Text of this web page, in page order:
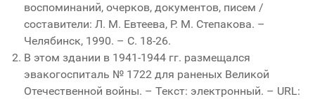
воспоминаний, очерков, документов, писем /
составители: Л. М. Евтеева, Р. М. Степакова. –
Челябинск, 1990. – С. 18-26.
В этом здании в 1941-1944 гг. размещался
эвакогоспиталь № 1722 для раненых Великой
Отечественной войны. – Текст: электронный. – URL: